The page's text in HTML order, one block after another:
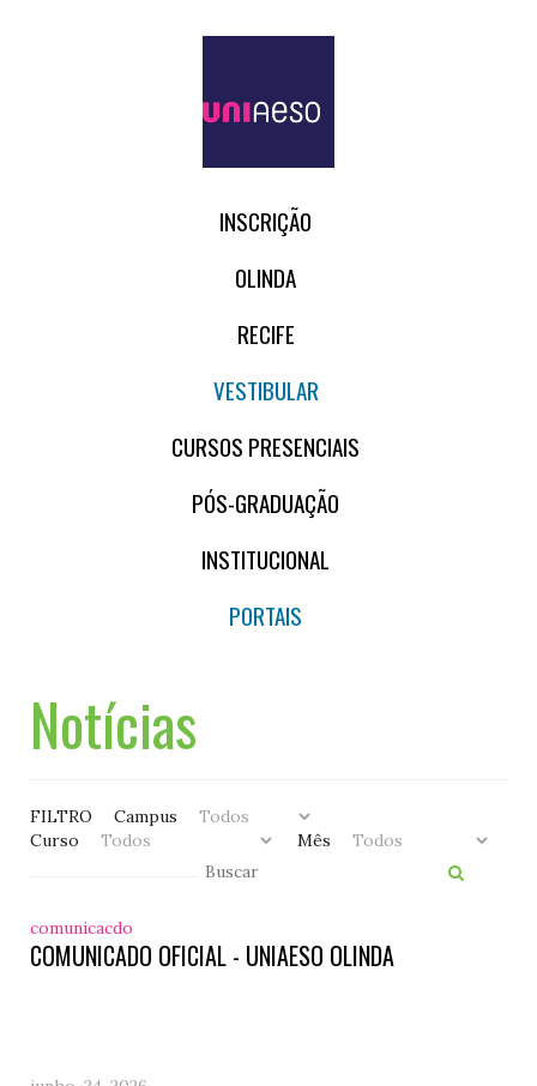
INSCRIÇÃO
OLINDA
RECIFE
VESTIBULAR
CURSOS PRESENCIAIS
PÓS-GRADUAÇÃO
INSTITUCIONAL
PORTAIS
Notícias
FILTRO
Campus
Curso
Mês
comunicacdo
COMUNICADO OFICIAL - UNIAESO OLINDA